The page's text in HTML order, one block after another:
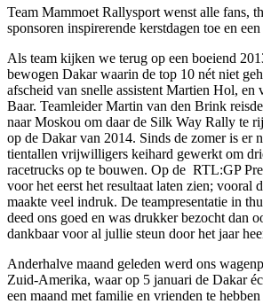
Team Mammoet Rallysport wenst alle fans,
sponsoren inspirerende kerstdagen toe en
Als team kijken we terug op een boeiend
bewogen Dakar waarin de top 10 nét niet
afscheid van snelle assistent Martien Hol, en
Baar. Teamleider Martin van den Brink
naar Moskou om daar de Silk Way Rally te
op de Dakar van 2014. Sinds de zomer is er
tientallen vrijwilligers keihard gewerkt om
racetrucks op te bouwen. Op de RTL:GP
voor het eerst het resultaat laten zien; vooral
maakte veel indruk. De teampresentatie in
deed ons goed en was drukker bezocht dan
dankbaar voor al jullie steun door het jaar
Anderhalve maand geleden werd ons
Zuid-Amerika, waar op 5 januari de Dakar
een maand met familie en vrienden te